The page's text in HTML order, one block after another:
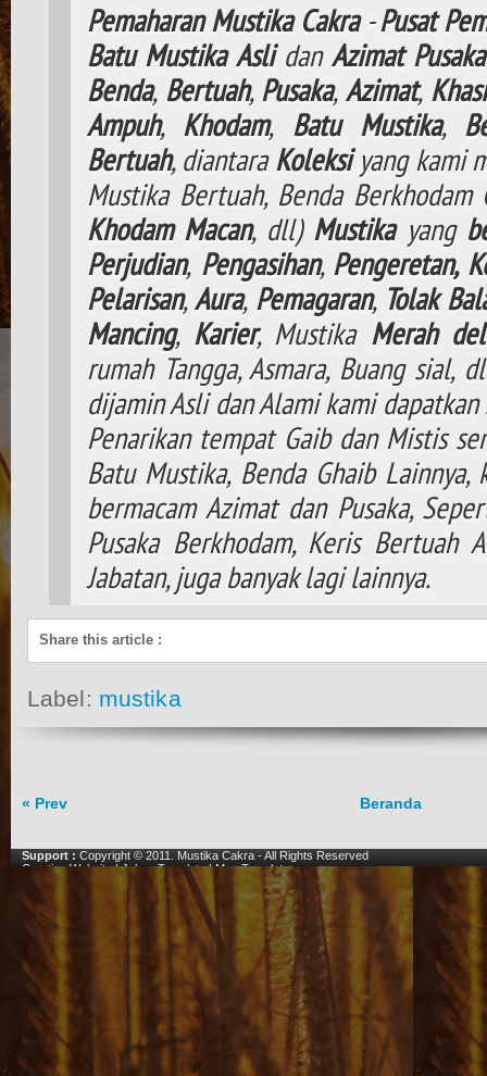
Pemaharan Mustika Cakra-Pusat
Batu Mustika AslidanAzimat Pusaka
Benda, Bertuah,Pusaka,Azimat,
Ampuh, Khodam, Batu Mustika,
Bertuah, diantaraKoleksiyang kami
Mustika Bertuah, Benda
Khodam Macan, dll) Mustikayang
Perjudian, Pengasihan, Pengeretan,
Pelarisan,Aura, Pemagaran, Tolak
Mancing, Karier, Mustika Merah
rumah Tangga, Asmara, Buang sial,
dijamin Asli dan Alami kami
Penarikan tempat Gaib dan Mistis
Batu Mustika, Benda Ghaib
bermacam Azimat dan Pusaka,
Pusaka Berkhodam, Keris Bertuah
Jabatan, juga banyak lagi lainnya.
Share this article :
Label: mustika
« Prev Beranda
Support : Copyright © 2011. Mustika Cakra - All Rights Reserved
Creating Website|Johny Template|Mas Template